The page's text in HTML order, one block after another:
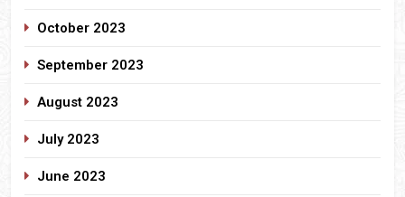
October 2023
September 2023
August 2023
July 2023
June 2023